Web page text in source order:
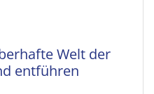
Welt der
entführen